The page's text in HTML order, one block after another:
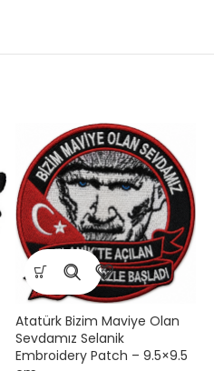
Atatürk Bizim Maviye Olan
Sevdamız Selanik
Embroidery Patch – 9.5×9.5